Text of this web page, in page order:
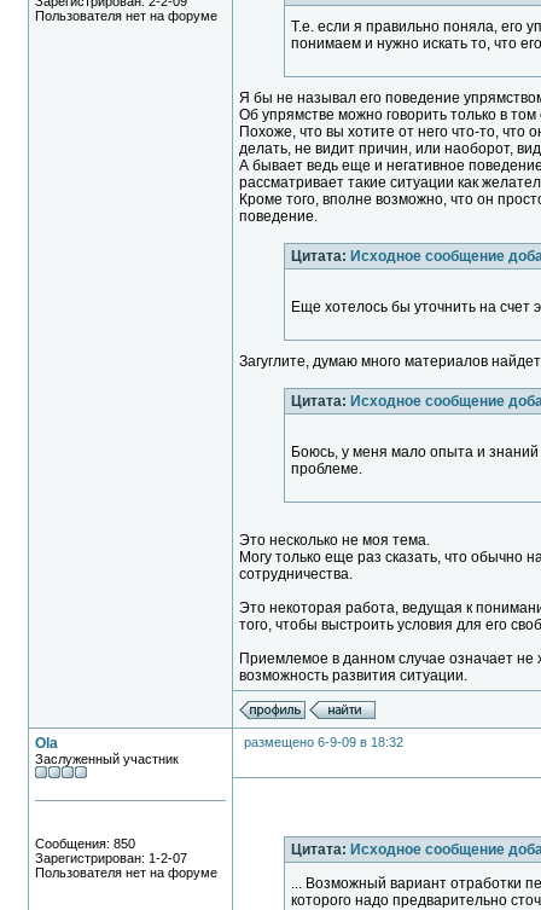
Пользователя нет на форуме
Т.е. если я правильно поняла, его
понимаем и нужно искать то, что
Я бы не называл его поведение
Об упрямстве можно говорить только в
Похоже, что вы хотите от него что-то,
делать, не видит причин, или наоборот,
А бывает ведь еще и негативное
рассматривает такие ситуации как
Кроме того, вполне возможно, что он
поведение.
Цитата: Исходное сообщение
Еще хотелось бы уточнить на счет
Загуглите, думаю много материалов
Цитата: Исходное сообщение
Боюсь, у меня мало опыта и знаний
проблеме.
Это несколько не моя тема.
Могу только еще раз сказать, что обычно
сотрудничества.
Это некоторая работа, ведущая к
того, чтобы выстроить условия для его
Приемлемое в данном случае означает не
возможность развития ситуации.
Ola
Заслуженный участник
Сообщения: 850
Зарегистрирован: 1-2-07
Пользователя нет на форуме
размещено 6-9-09 в 18:32
Цитата: Исходное сообщение
... Возможный вариант отработки
которого надо предварительно